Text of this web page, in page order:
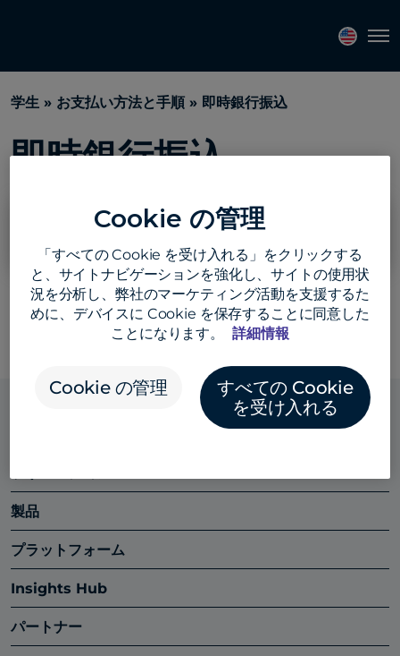
あ
る
問
を
学生 » お支払い方法と手順 » 即時銀行振込
即時銀行振込
リアルタイムの銀行送金を完了するにはどうすれ
ばよいですか?
製品
プラットフォーム
Insights Hub
パートナー
Cookie の管理
「すべての Cookie を受け入れる」をクリックする
と、サイトナビゲーションを強化し、サイトの使用状
況を分析し、弊社のマーケティング活動を支援するた
めに、デバイスに Cookie を保存することに同意した
ことになります。
詳細情報
Cookie の管理
すべての Cookie
を受け入れる